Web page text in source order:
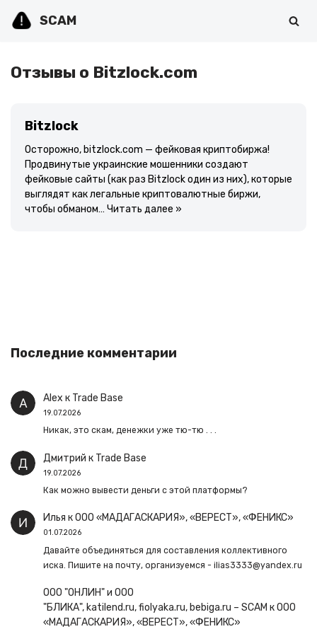
содержимому
SCAM
Отзывы о Bitzlock.com
Bitzlock
Осторожно, bitzlock.com — фейковая криптобиржа!
Продвинутые украинские мошенники создают
фейковые сайты (как раз Bitzlock один из них), которые
выглядят как легальные криптовалютные биржи,
чтобы обманом… Читать далее »
Последние комментарии
Alex к Trade Base
19.07.2026
Никак, это скам, денежки уже тю-тю . . .
Дмитрий к Trade Base
19.07.2026
Как можно вывести деньги с этой платформы?
Илья кООО «МАДАГАСКАРИЯ», «ВЕРЕСТ», «ФЕНИКС»
01.07.2026
Давайте объединяться для составления коллективного
иска. Пишите на почту, организуемся - ilias3333@yandex.ru
ООО "ОНЛИН" и ООО
"БЛИКА", katilend.ru, fiolyaka.ru, bebiga.ru – SCAM кООО
«МАДАГАСКАРИЯ», «ВЕРЕСТ», «ФЕНИКС»